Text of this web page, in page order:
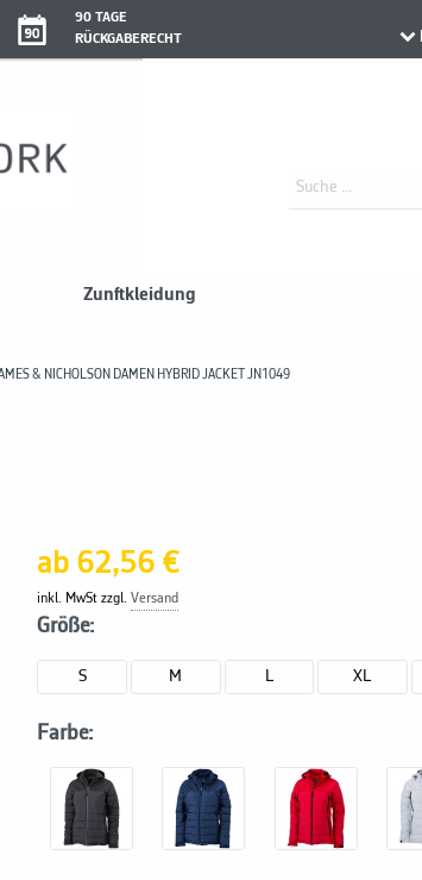
90 TAGE
RÜCKGABERECHT
Zunftkleidung
& NICHOLSON DAMEN HYBRID JACKET JN1049
ab 62,56 €
inkl. MwSt zzgl.Versand
Größe:
S M L XL
Farbe: